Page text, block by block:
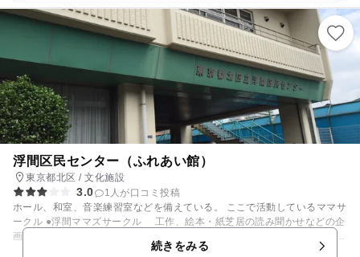
浮間区民センター（ふれあい館）
東京都北区 / 文化施設
3.0
1人が口コミ投稿
ホール、和室、音楽練習室などを備えている。 ここで活動しているママサ
ークル ●浮間ママズサークル 工作、絵本・紙芝居の読み聞かせなどの企
画やいろんな講座を行う育児サークルです。詳しくはこちら http://www.o
yaiku.net/mama_community/php/mc_view_270_2.html
続きをみる